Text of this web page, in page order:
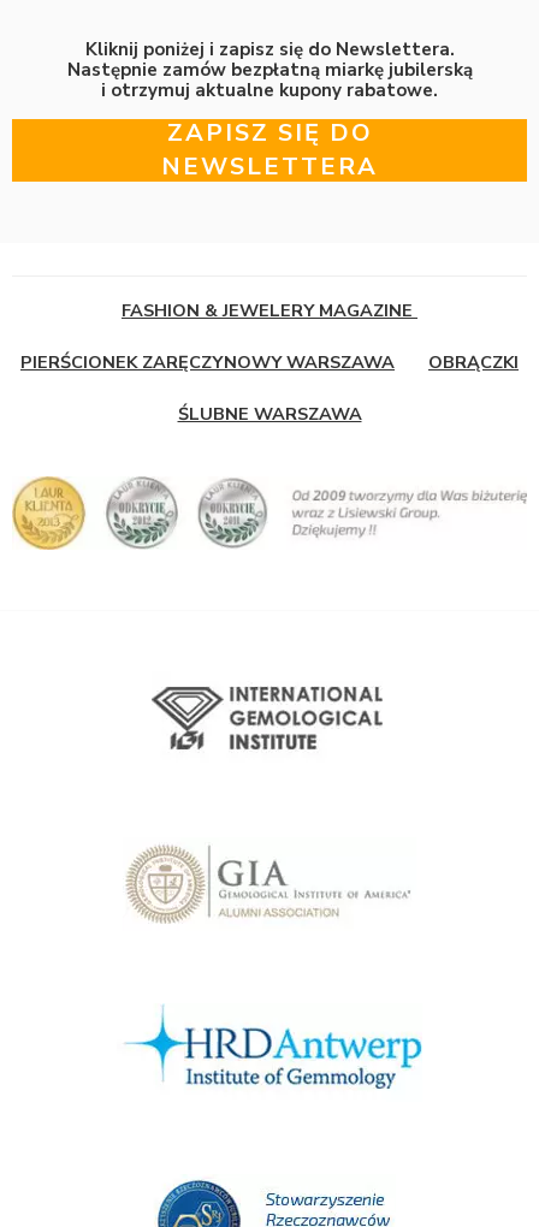
Kliknij poniżej i zapisz się do Newslettera.
Następnie zamów bezpłatną miarkę jubilerską
i otrzymuj aktualne kupony rabatowe.
ZAPISZ SIĘ DO
NEWSLETTERA
FASHION & JEWELERY MAGAZINE
PIERŚCIONEK ZARĘCZYNOWY WARSZAWA OBRĄCZKI
ŚLUBNE WARSZAWA